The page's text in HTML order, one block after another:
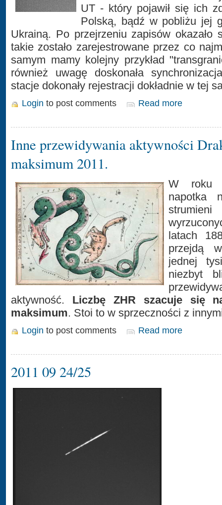
UT - który pojawił się ich
Polską, bądź w pobliżu jej
Ukrainą. Po przejrzeniu zapisów okazało
takie zostało zarejestrowane przez co
samym mamy kolejny przykład
również uwagę doskonała
stacje dokonały rejestracji dokładnie w tej
Login to post comments Read more
Inne przewidywania aktywności
maksimum 2011.
W roku
napotka
latach
przejdą
jednej
niezbyt
aktywność. Liczbę ZHR szacuje się
maksimum. Stoi to w sprzeczności z
Login to post comments Read more
2011 09 24/25